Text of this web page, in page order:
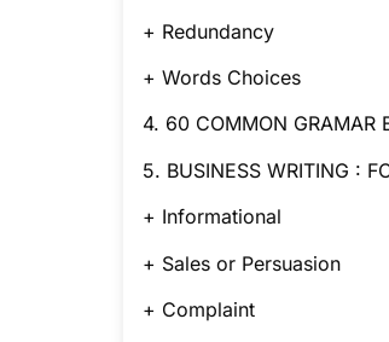
+ Redundancy
+ Words Choices
4. 60 COMMON GRAMAR
5. BUSINESS WRITING :
+ Informational
+ Sales or Persuasion
+ Complaint